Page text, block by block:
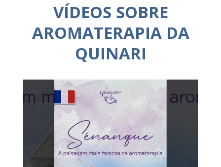
VÍDEOS SOBRE
AROMATERAPIA DA
QUINARI